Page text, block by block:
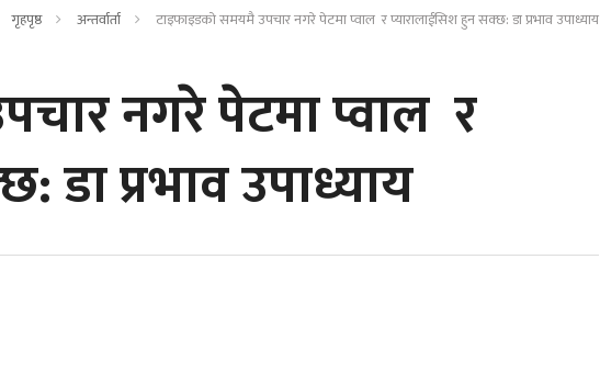
गृहपृष्ठ अन्तर्वार्ता टाइफाइडको समयमै उपचार नगरे पेटमा प्वाल र प्यारालाईसिश हुन सक्छ: डा प्रभाव उपाध्याय
नगरे पेटमा प्वाल र
डा प्रभाव उपाध्याय